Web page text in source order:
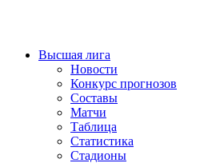
Высшая лига
Новости
Конкурс прогнозов
Составы
Матчи
Таблица
Статистика
Стадионы